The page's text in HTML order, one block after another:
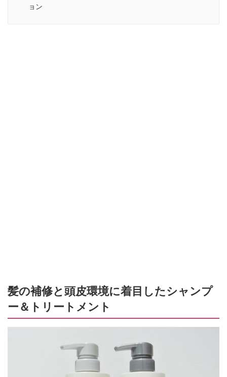
ョン
髪の補修と頭皮環境に着目したシャンプ
ー＆トリートメント